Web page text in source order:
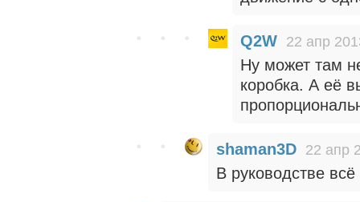
Q2W 22 апр
Ну может там
коробка. А её
shaman3D 22 апр
В руководстве